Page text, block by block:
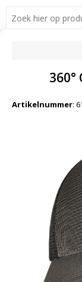
Artikelnummer: